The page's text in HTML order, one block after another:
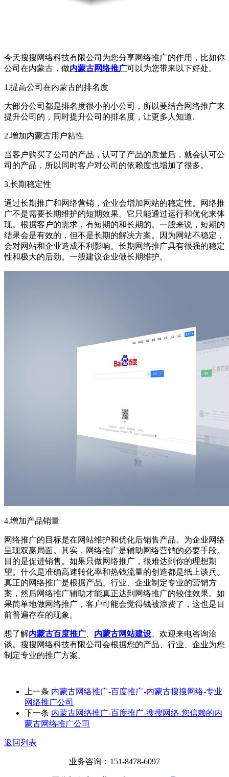
今天搜搜网络科技有限公司为您分享网络推广的作用，比如你
公司在内蒙古，做内蒙古网络推广可以为您带来以下好处。
1.提高公司在内蒙古的排名度
大部分公司都是排名度很小的小公司，所以要结合网络推广来
提升公司的，同时提升公司的排名度，让更多人知道.
2.增加内蒙古用户粘性
当客户购买了公司的产品，认可了产品的质量后，就会认可公
司的产品，所以同时客户对公司的依赖度也增加了很多。
3.长期稳定性
通过长期推广和网络营销，企业会增加网站的稳定性。网络推
广不是需要长期维护的短期效果。它只能通过运行和优化来体
现。根据客户的需求，有短期的和长期的。一般来说，短期的
结果会是有效的，但不是长期的解决方案。因为网站不稳定，
会对网站和企业造成不利影响。长期网络推广具有很强的稳定
性和极大的后劲。一般建议企业做长期维护。
4.增加产品销量
网络推广的目标是在网站维护和优化后销售产品。为企业网络
呈现双赢局面。其实，网络推广是辅助网络营销的必要手段。
目的是促进销售。如果只做网络推广，很难达到你的理想期
望。什么是准确高速转化率和热钱流量的创造都是纸上谈兵。
真正的网络推广是根据产品、行业、企业制定专业的营销方
案，然后网络推广辅助才能真正达到网络推广的较佳效果。如
果简单地做网络推广，客户可能会觉得钱被浪费了，这也是目
前普遍存在的现象。
想了解内蒙古百度推广 内蒙古网站建设 、欢迎来电咨询洽
谈。搜搜网络科技有限公司会根据您的产品、行业、企业为您
制定专业的推广方案。
上一条 内蒙古网络推广-百度推广-内蒙古搜搜网络-专业
网络推广公司
下一条 内蒙古网络推广-百度推广-搜搜网络-您信赖的内
蒙古网络推广公司
返回列表
业务咨询：151-8478-6097